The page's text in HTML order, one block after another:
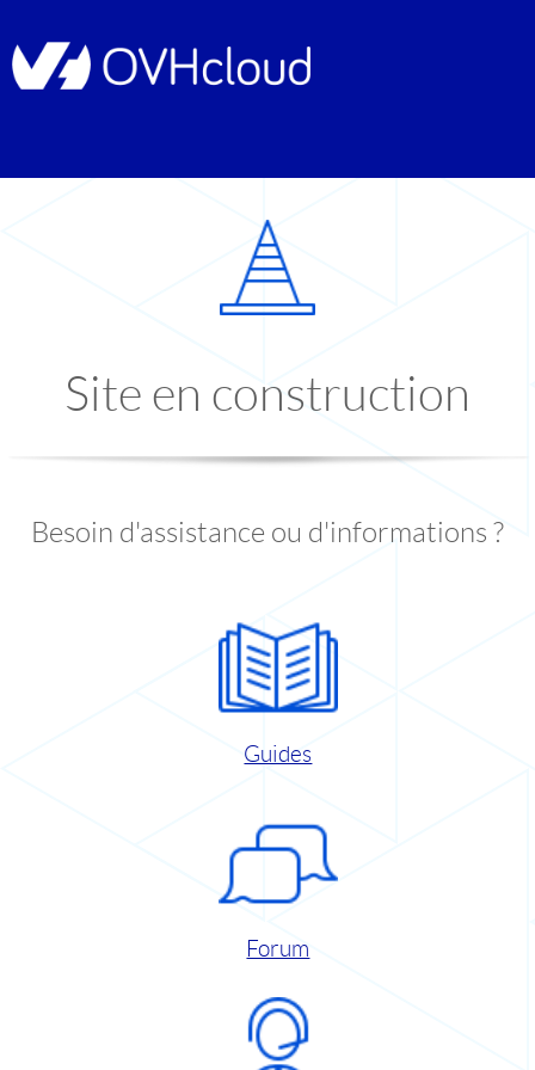
Site en construction
Besoin d'assistance ou d'informations ?
Guides
Forum